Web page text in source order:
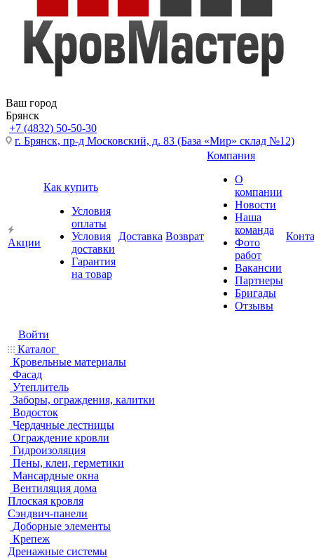
Ваш город
Брянск
+7 (4832) 50-50-30
г. Брянск, пр-д Московский, д. 83 (База «Мир» склад №12)
Акции
Как купить
Условия
оплаты
Условия
доставки
Гарантия
на товар
Доставка Возврат
Компания
О
компании
Новости
Наша
команда
Фото
работ
Вакансии
Партнеры
Бригады
Отзывы
Войти
Каталог
Кровельные материалы
Фасад
Утеплитель
Заборы, ограждения, калитки
Водосток
Чердачные лестницы
Ограждение кровли
Гидроизоляция
Пены, клеи, герметики
Мансардные окна
Вентиляция дома
Плоская кровля
Сэндвич-панели
Доборные элементы
Крепеж
Дренажные системы